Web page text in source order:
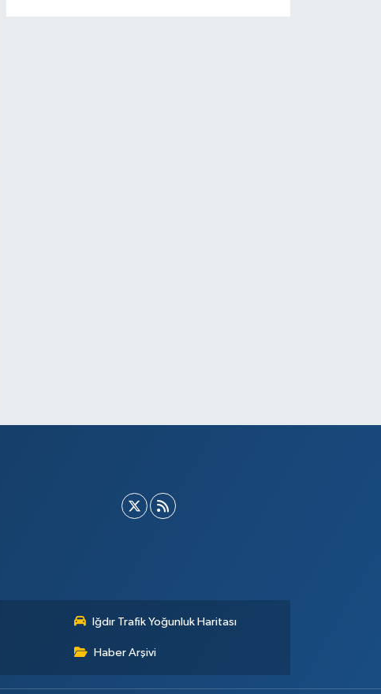
Iğdır Trafik Yoğunluk Haritası
Haber Arşivi